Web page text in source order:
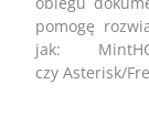
pomogę
jak:
czy Asterisk/